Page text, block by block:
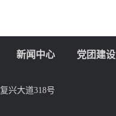
新闻中心 党团建设
兴大道318号